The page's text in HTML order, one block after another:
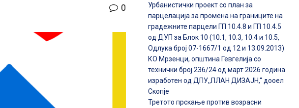
0
Урбанистички проект со план за
парцелација за промена на границите на
градежните парцели ГП 10.4.8 и ГП 10.4.5
од ДУП за Блок 10 (10.1, 10.3, 10.4 и 10.5,
Одлука број 07-1667/1 од 12 и 13.09.2013)
КО Мрзенци, општина Гевгелија со
технички број 236/24 од март 2026 година
изработен од ДПУ,,ПЛАН ДИЗАЈН,“ дооел
Скопје
Третото прскање против возрасни